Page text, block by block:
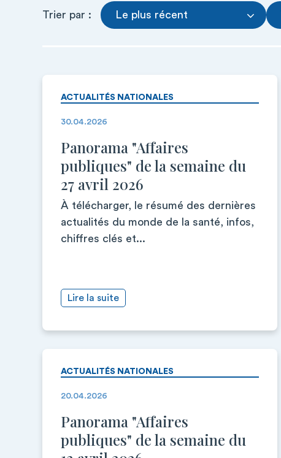
Trier par : Le plus récent
ACTUALITÉS NATIONALES
30.04.2026
Panorama "Affaires
publiques" de la semaine du
27 avril 2026
À télécharger, le résumé des dernières
actualités du monde de la santé, infos,
chiffres clés et...
Lire la suite
ACTUALITÉS NATIONALES
20.04.2026
Panorama "Affaires
publiques" de la semaine du